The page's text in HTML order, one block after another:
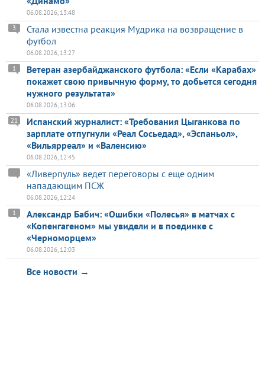
06.08.2026, 13:48
Стала известна реакция Мудрика на возвращение в
футбол
3
06.08.2026, 13:27
Ветеран азербайджанского футбола: «Если «Карабах»
покажет свою привычную форму, то добьется сегодня
нужного результата»
1
06.08.2026, 13:06
Испанский журналист: «Требования Цыганкова по
зарплате отпугнули «Реал Сосьедад», «Эспаньол»,
«Вильярреал» и «Валенсию»
21
06.08.2026, 12:45
«Ливерпуль» ведет переговоры с еще одним
нападающим ПСЖ
06.08.2026, 12:24
Александр Бабич: «Ошибки «Полесья» в матчах с
«Копенгагеном» мы увидели и в поединке с
«Черноморцем»
1
06.08.2026, 12:03
Все новости →